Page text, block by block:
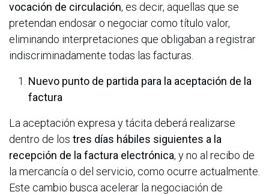
vocación de circulación, es decir, aquellas que se
pretendan endosar o negociar como título valor,
eliminando interpretaciones que obligaban a registrar
indiscriminadamente todas las facturas.
Nuevo punto de partida para la aceptación de la
factura
La aceptación expresa y tácita deberá realizarse
dentro de los tres días hábiles siguientes a la
recepción de la factura electrónica, y no al recibo de
la mercancía o del servicio, como ocurre actualmente.
Este cambio busca acelerar la negociación de